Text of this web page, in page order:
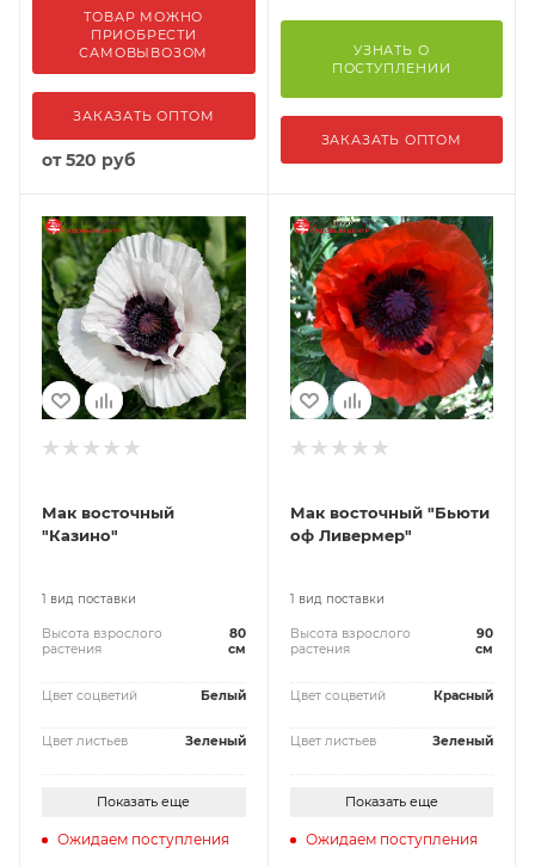
ТОВАР МОЖНО
ПРИОБРЕСТИ
САМОВЫВОЗОМ
ЗАКАЗАТЬ ОПТОМ
от520 руб
УЗНАТЬ О
ПОСТУПЛЕНИИ
ЗАКАЗАТЬ ОПТОМ
Мак восточный
"Казино"
1 вид поставки
Высота взрослого
растения
80
см
Цвет соцветий Белый
Цвет листьев Зеленый
Показать еще
Ожидаем поступления
Мак восточный "Бьюти
оф Ливермер"
1 вид поставки
Высота взрослого
растения
90
см
Цвет соцветий Красный
Цвет листьев Зеленый
Показать еще
Ожидаем поступления